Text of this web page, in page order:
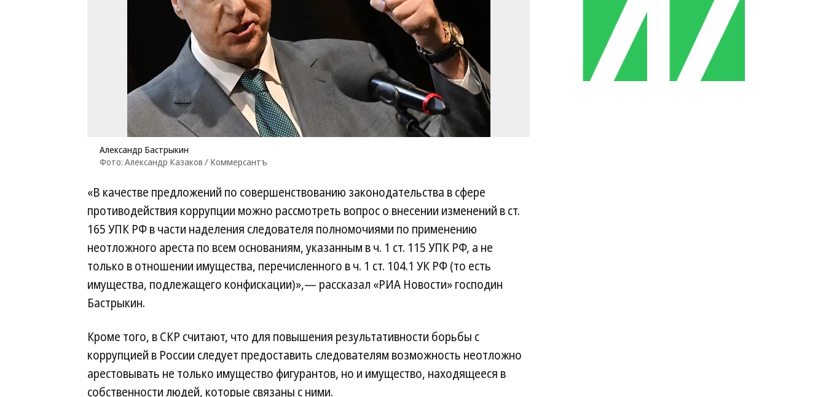
Александр Бастрыкин
Фото: Александр Казаков / Коммерсантъ
«В качестве предложений по совершенствованию законодательства в сфере
противодействия коррупции можно рассмотреть вопрос о внесении изменений в ст.
165 УПК РФ в части наделения следователя полномочиями по применению
неотложного ареста по всем основаниям, указанным в ч. 1 ст. 115 УПК РФ, а не
только в отношении имущества, перечисленного в ч. 1 ст. 104.1 УК РФ (то есть
имущества, подлежащего конфискации)»,— рассказал «РИА Новости» господин
Бастрыкин.
Кроме того, в СКР считают, что для повышения результативности борьбы с
коррупцией в России следует предоставить следователям возможность неотложно
арестовывать не только имущество фигурантов, но и имущество, находящееся в
собственности людей, которые связаны с ними.